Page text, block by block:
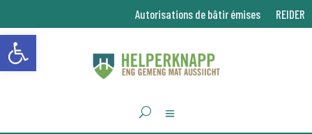
Ouvrir la barre d’outils
Autorisations de bâtir émises REIDER